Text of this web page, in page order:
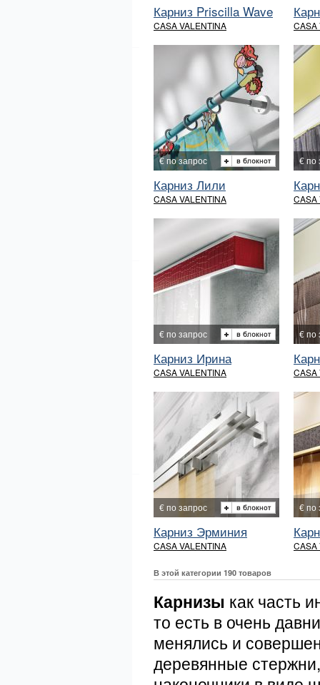
Карниз Priscilla Wave
CASA VALENTINA CASA
€ по запрос
Карниз Лили
CASA VALENTINA
€ по
CASA
€ по запрос
Карниз Ирина
CASA VALENTINA
€ по
CASA
€ по запрос
Карниз Эрминия
CASA VALENTINA
€ по
CASA
В этой категории 190 товаров
Карнизы как часть
то есть в очень
менялись и
деревянные